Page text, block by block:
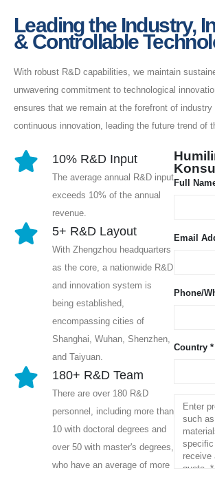
Leading the Industry,
& Controllable
With robust R&D capabilities, we maintain
unwavering commitment to technological
ensures that we remain at the forefront of
continuous innovation, leading the future trend of
10% R&D Input
The average annual R&D input
exceeds 10% of the annual
revenue.
5+ R&D Layout
With Zhengzhou headquarters
as the core, a nationwide R&D
and innovation system is
being established,
encompassing cities of
Shanghai, Wuhan, Shenzhen,
and Taiyuan.
180+ R&D Team
There are over 180 R&D
personnel, including more than
10 with doctoral degrees and
over 50 with master's degrees,
who have an average of more
Full
Email
Phone/
Country *